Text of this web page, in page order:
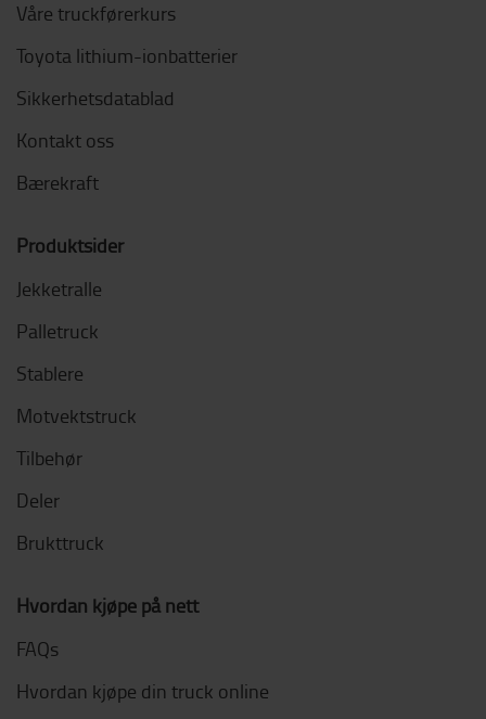
Våre truckførerkurs
Toyota lithium-ionbatterier
Sikkerhetsdatablad
Kontakt oss
Bærekraft
Produktsider
Jekketralle
Palletruck
Stablere
Motvektstruck
Tilbehør
Deler
Brukttruck
Hvordan kjøpe på nett
FAQs
Hvordan kjøpe din truck online